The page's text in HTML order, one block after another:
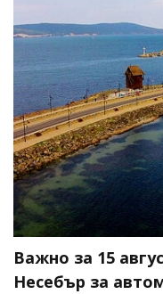
Важно за 15
Несебър за